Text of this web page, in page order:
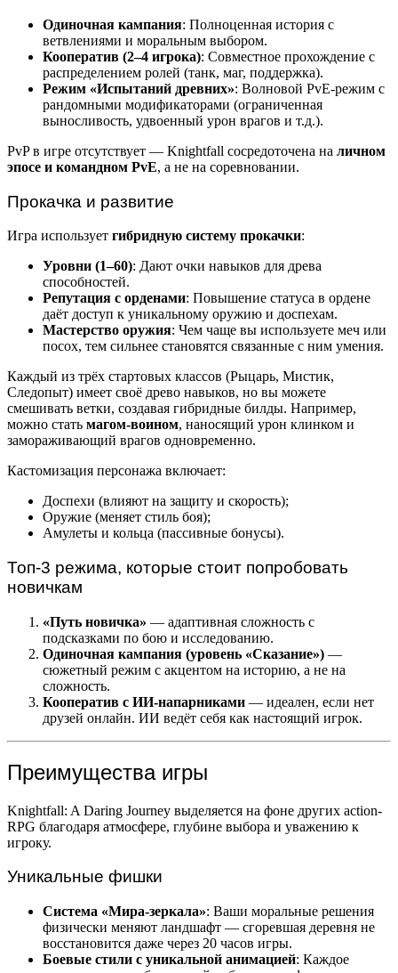
Одиночная кампания: Полноценная история с
ветвлениями и моральным выбором.
Кооператив (2–4 игрока): Совместное прохождение с
распределением ролей (танк, маг, поддержка).
Режим «Испытаний древних»: Волновой PvE-режим с
рандомными модификаторами (ограниченная
выносливость, удвоенный урон врагов и т.д.).
PvP в игре отсутствует — Knightfall сосредоточена на личном
эпосе и командном PvE, а не на соревновании.
Прокачка и развитие
Игра использует гибридную систему прокачки:
Уровни (1–60): Дают очки навыков для древа
способностей.
Репутация с орденами: Повышение статуса в ордене
даёт доступ к уникальному оружию и доспехам.
Мастерство оружия: Чем чаще вы используете меч или
посох, тем сильнее становятся связанные с ним умения.
Каждый из трёх стартовых классов (Рыцарь, Мистик,
Следопыт) имеет своё древо навыков, но вы можете
смешивать ветки, создавая гибридные билды. Например,
можно стать магом-воином, наносящий урон клинком и
замораживающий врагов одновременно.
Кастомизация персонажа включает:
Доспехи (влияют на защиту и скорость);
Оружие (меняет стиль боя);
Амулеты и кольца (пассивные бонусы).
Топ-3 режима, которые стоит попробовать
новичкам
«Путь новичка» — адаптивная сложность с
подсказками по бою и исследованию.
Одиночная кампания (уровень «Сказание») —
сюжетный режим с акцентом на историю, а не на
сложность.
Кооператив с ИИ-напарниками — идеален, если нет
друзей онлайн. ИИ ведёт себя как настоящий игрок.
Преимущества игры
Knightfall: A Daring Journey выделяется на фоне других action-
RPG благодаря атмосфере, глубине выбора и уважению к
игроку.
Уникальные фишки
Система «Мира-зеркала»: Ваши моральные решения
физически меняют ландшафт — сгоревшая деревня не
восстановится даже через 20 часов игры.
Боевые стили с уникальной анимацией: Каждое